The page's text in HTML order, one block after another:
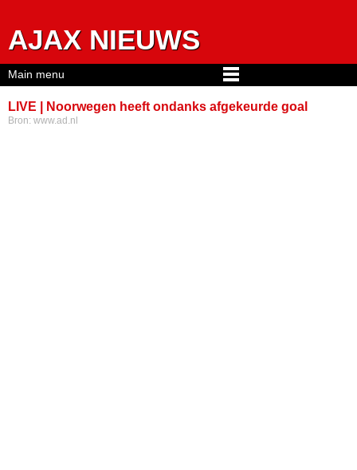
AJAX NIEUWS
LIVE | Noorwegen heeft ondanks afgekeurde goal
Bron: www.ad.nl
Main menu